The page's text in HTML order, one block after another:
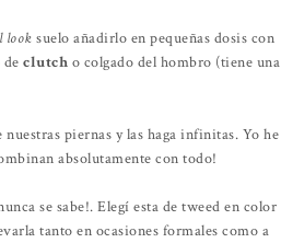
look suelo añadirlo en pequeñas dosis con
clutch o colgado del hombro (tiene una
piernas y las haga infinitas. Yo he
absolutamente con todo!
se sabe!. Elegí esta de tweed en color
tanto en ocasiones formales como a